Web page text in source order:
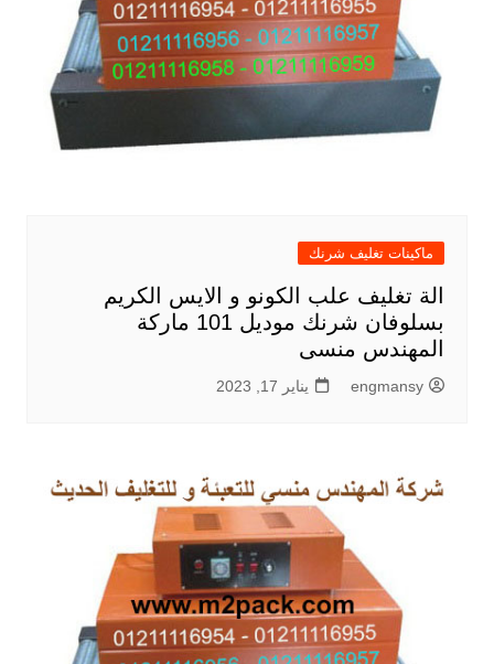
ماكينات تغليف شرنك
الة تغليف علب الكونو و الايس الكريم
بسلوفان شرنك موديل 101 ماركة
المهندس منسى
engmansy يناير 17, 2023